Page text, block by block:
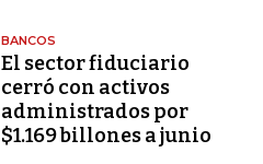
BANCOS
El sector fiduciario
cerró con activos
administrados por
$1.169 billones a junio